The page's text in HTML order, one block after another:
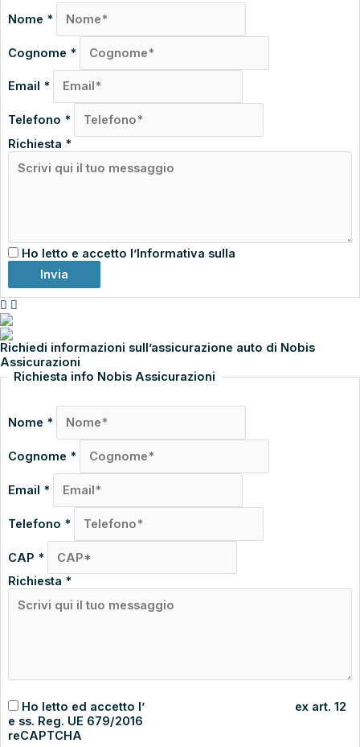
Nome *
Cognome *
Email *
Telefono *
Richiesta *
Ho letto e accetto l’Informativa sulla
Invia
Richiedi informazioni sull’assicurazione auto di Nobis
Assicurazioni
Richiesta info Nobis Assicurazioni
Nome *
Cognome *
Email *
Telefono *
CAP *
Richiesta *
Ho letto ed accetto l’
ex art. 12
e ss. Reg. UE 679/2016
reCAPTCHA